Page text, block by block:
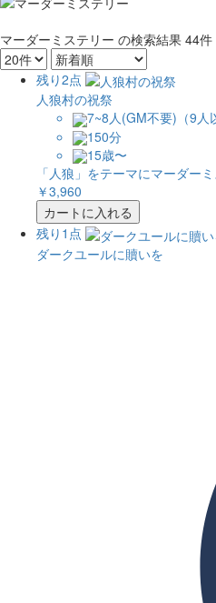
マーダーミステリー の検索結果 44件
残り2点
人狼村の祝祭
7~8人(GM不要)（9人
150分
15歳〜
「人狼」をテーマにマーダー
￥3,960
カートに入れる
残り1点
ダークユールに贖いを